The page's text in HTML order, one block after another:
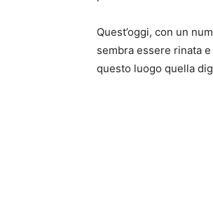
Quest’oggi, con un
sembra essere rinata
questo luogo quella